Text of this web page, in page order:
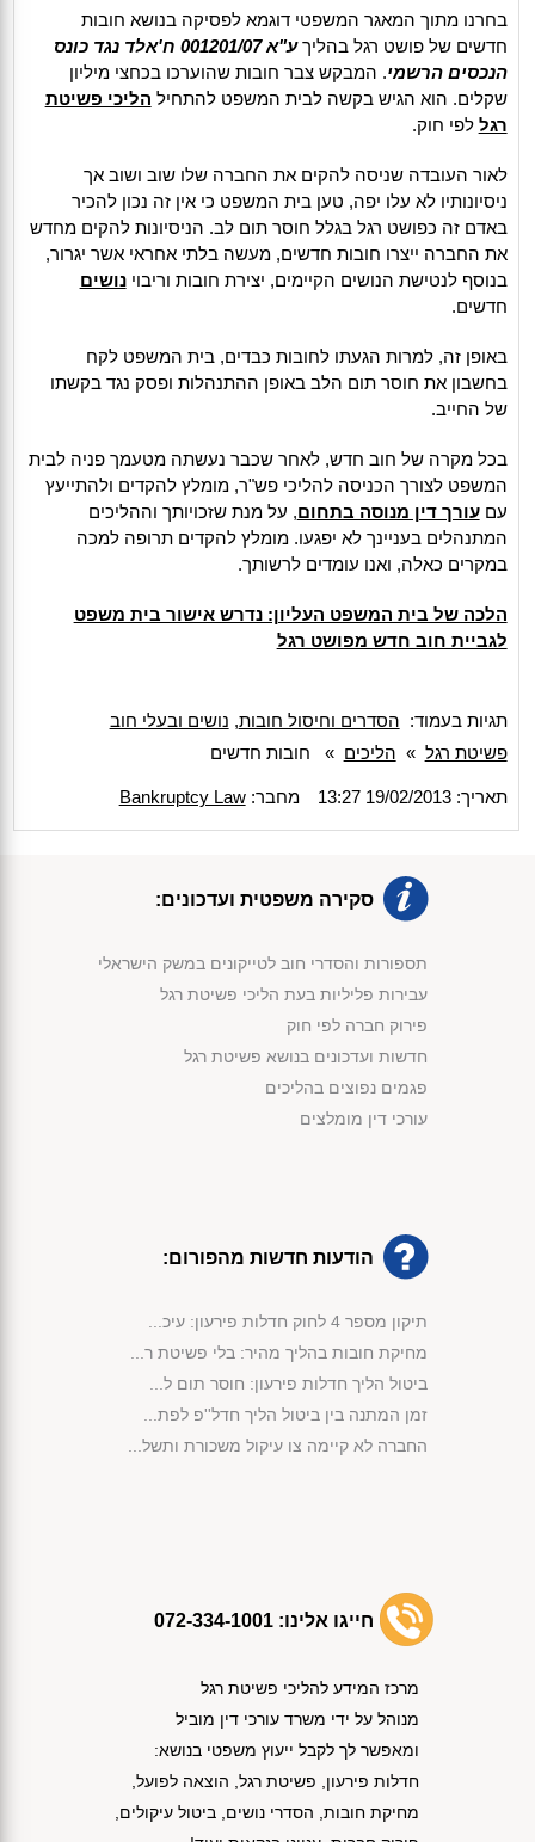
בחרנו מתוך המאגר המשפטי דוגמא לפסיקה בנושא חובות
חדשים של פושט רגל בהליך
ע"א 001201/07 ח'אלד נגד כונס
הנכסים הרשמי. המבקש צבר חובות שהוערכו בכחצי מיליון
שקלים. הוא הגיש בקשה לבית המשפט להתחיל הליכי פשיטת
רגל לפי חוק.
לאור העובדה שניסה להקים את החברה שלו שוב ושוב אך
ניסיונותיו לא עלו יפה, טען בית המשפט כי אין זה נכון להכיר
באדם זה כפושט רגל בגלל חוסר תום לב. הניסיונות להקים מחדש
את החברה ייצרו חובות חדשים, מעשה בלתי אחראי אשר יגרור,
בנוסף לנטישת הנושים הקיימים, יצירת חובות וריבוינושים
חדשים.
באופן זה, למרות הגעתו לחובות כבדים, בית המשפט לקח
בחשבון את חוסר תום הלב באופן ההתנהלות ופסק נגד בקשתו
של החייב.
בכל מקרה של חוב חדש, לאחר שכבר נעשתה מטעמך פניה לבית
המשפט לצורך הכניסה להליכי פש"ר, מומלץ להקדים ולהתייעץ
עםעורך דין מנוסה בתחום, על מנת שזכויותך וההליכים
המתנהלים בעניינך לא יפגעו. מומלץ להקדים תרופה למכה
במקרים כאלה, ואנו עומדים לרשותך.
הלכה של בית המשפט העליון: נדרש אישור בית משפט
לגביית חוב חדש מפושט רגל
תגיות בעמוד: הסדרים וחיסול חובות, נושים ובעלי חוב
פשיטת רגל » הליכים » חובות חדשים
תאריך: 19/02/2013 13:27 מחבר:Bankruptcy Law
סקירה משפטית ועדכונים:
תספורות והסדרי חוב לטייקונים במשק הישראלי
עבירות פליליות בעת הליכי פשיטת רגל
פירוק חברה לפי חוק
חדשות ועדכונים בנושא פשיטת רגל
פגמים נפוצים בהליכים
עורכי דין מומלצים
הודעות חדשות מהפורום:
תיקון מספר 4 לחוק חדלות פירעון: עיכ...
מחיקת חובות בהליך מהיר: בלי פשיטת ר...
ביטול הליך חדלות פירעון: חוסר תום ל...
זמן המתנה בין ביטול הליך חדל''פ לפת...
החברה לא קיימה צו עיקול משכורת ותשל...
אישור הסדר הנושים לפי סעיף 87 לחוק ...
אי תשלום חוב מזונות הוביל לביטול הל...
התנהלות בחוסר תום לב הובילה לביטול ...
נפתח לך תיק הוצאה לפועל לאחר שקיבלת...
פתיחת תיק הוצל''פ ללא מסירת אזהרה א...
אישור הסדר חוב לחברת בניה חרף התנגד...
מתי ניתן לממש קצבת פנסיה של חייב לצ...
חייגו אלינו: 072-334-1001
מרכז המידע להליכי פשיטת רגל
מנוהל על ידי משרד עורכי דין מוביל
ומאפשר לך לקבל ייעוץ משפטי בנושא:
חדלות פירעון, פשיטת רגל, הוצאה לפועל,
מחיקת חובות, הסדרי נושים, ביטול עיקולים,